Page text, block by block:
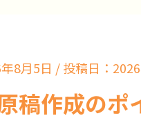
8月5日 / 投稿日：
稿作成のポ